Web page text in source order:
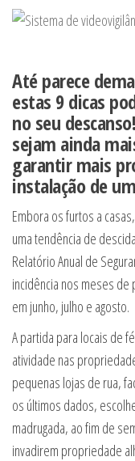
Até parece
estas 9 dicas
no seu
sejam ainda
garantir mais
instalação de
Embora os furtos a
uma tendência de
Relatório Anual de
incidência nos meses de
em junho, julho e agosto.
A partida para locais de
atividade nas
pequenas lojas de rua,
os últimos dados,
madrugada, ao fim de
invadirem propriedade